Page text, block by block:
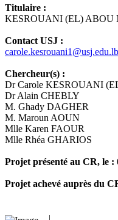
Titulaire :
KESROUANI (EL) ABOU
Contact USJ :
carole.kesrouani1@usj.edu.lb
Chercheur(s) :
Dr Carole KESROUANI
Dr Alain CHEBLY
M. Ghady DAGHER
M. Maroun AOUN
Mlle Karen FAOUR
Mlle Rhéa GHARIOS
Projet présenté au CR, le :
Projet achevé auprès du